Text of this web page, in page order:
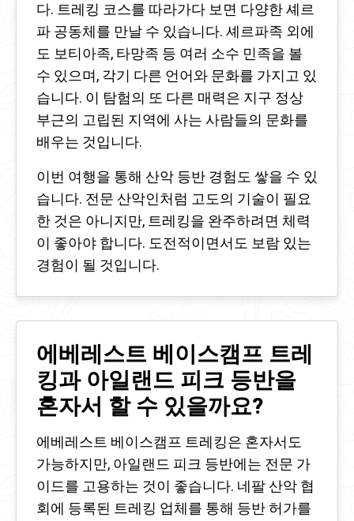
다. 트레킹 코스를 따라가다 보면 다양한 셰르
파 공동체를 만날 수 있습니다. 셰르파족 외에
도 보티아족, 타망족 등 여러 소수 민족을 볼
수 있으며, 각기 다른 언어와 문화를 가지고 있
습니다. 이 탐험의 또 다른 매력은 지구 정상
부근의 고립된 지역에 사는 사람들의 문화를
배우는 것입니다.
이번 여행을 통해 산악 등반 경험도 쌓을 수 있
습니다. 전문 산악인처럼 고도의 기술이 필요
한 것은 아니지만, 트레킹을 완주하려면 체력
이 좋아야 합니다. 도전적이면서도 보람 있는
경험이 될 것입니다.
에베레스트 베이스캠프 트레
킹과 아일랜드 피크 등반을
혼자서 할 수 있을까요?
에베레스트 베이스캠프 트레킹은 혼자서도
가능하지만, 아일랜드 피크 등반에는 전문 가
이드를 고용하는 것이 좋습니다. 네팔 산악 협
회에 등록된 트레킹 업체를 통해 등반 허가를